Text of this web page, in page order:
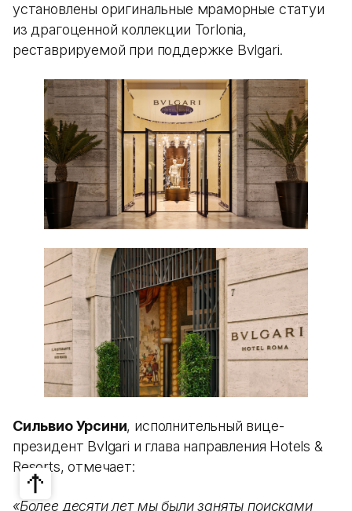
установлены оригинальные мраморные статуи
из драгоценной коллекции Torlonia,
реставрируемой при поддержке Bvlgari.
Сильвио Урсини, исполнительный вице-
президент Bvlgari и глава направления Hotels &
Resorts, отмечает:
«Более десяти лет мы были заняты поисками